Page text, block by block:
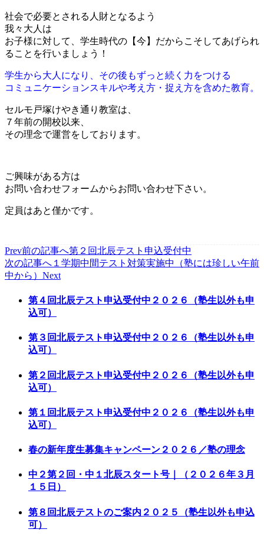
社会で必要とされる人財となるよう
我々大人は
お子様に対して、学生時代の【今】だからこそしてあげられ
ることを行いましょう！
学生から大人になり、その後もずっと続く力をつける
コミュニケーションスキルや考え方・捉え方を含めた教育。
セルモ戸塚けやき通り教室は、
７年前の開校以来、
その理念で運営をしております。
ご興味がある方は
お問い合わせフォームからお問い合わせ下さい。
定員はあと僅かです。
Prev前の記事へ第２回北辰テスト申込受付中
次の記事へ １学期中間テスト対策実施中（塾には珍しい午前
中から） Next
第４回北辰テスト申込受付中２０２６（塾生以外も申
込可）
第３回北辰テスト申込受付中２０２６（塾生以外も申
込可）
第２回北辰テスト申込受付中２０２６（塾生以外も申
込可）
第１回北辰テスト申込受付中２０２６（塾生以外も申
込可）
春の新年度生募集キャンペーン２０２６／塾の理念
中２第２回・中１北辰スタート号｜（２０２６年３月
１５日）
第８回北辰テストのご案内２０２５（塾生以外も申込
可）